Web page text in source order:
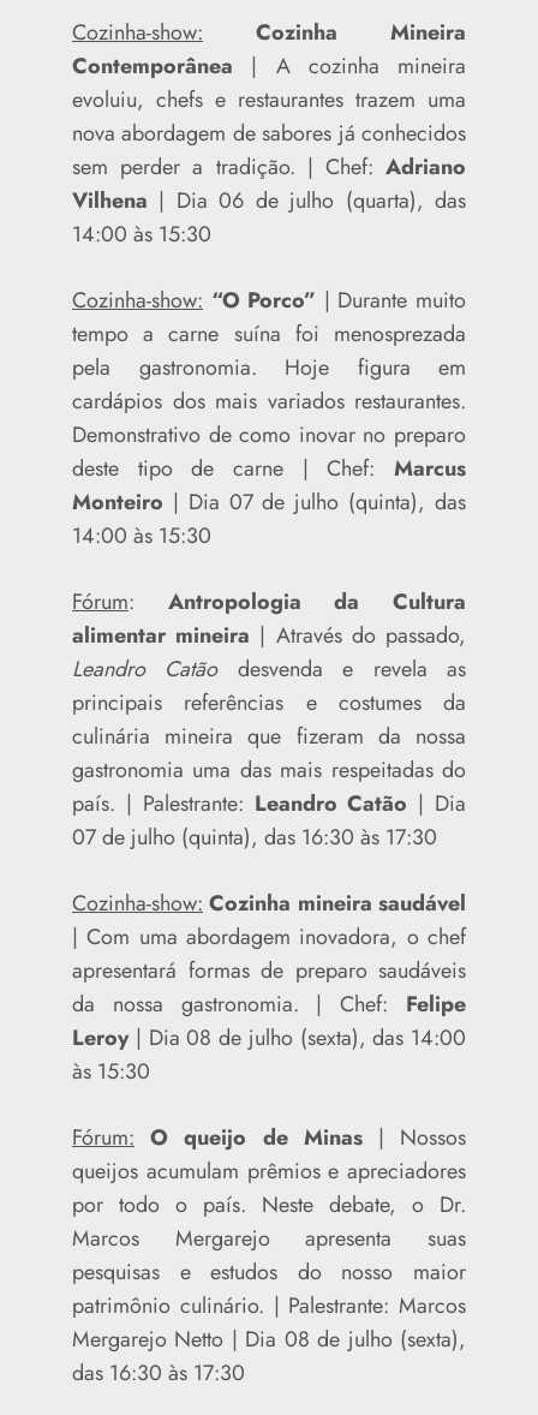
Cozinha-show:
Cozinha Mineira
Contemporânea | A cozinha mineira
evoluiu, chefs e restaurantes trazem uma
nova abordagem de sabores já conhecidos
sem perder a tradição. | Chef: Adriano
Vilhena | Dia 06 de julho (quarta), das
14:00 às 15:30
Cozinha-show: “O Porco” | Durante muito
tempo a carne suína foi menosprezada
pela gastronomia. Hoje figura em
cardápios dos mais variados restaurantes.
Demonstrativo de como inovar no preparo
deste tipo de carne | Chef: Marcus
Monteiro | Dia 07 de julho (quinta), das
14:00 às 15:30
Fórum: Antropologia da Cultura
alimentar mineira | Através do passado,
Leandro Catão desvenda e revela as
principais referências e costumes da
culinária mineira que fizeram da nossa
gastronomia uma das mais respeitadas do
país. | Palestrante: Leandro Catão | Dia
07 de julho (quinta), das 16:30 às 17:30
Cozinha-show: Cozinha mineira saudável
| Com uma abordagem inovadora, o chef
apresentará formas de preparo saudáveis
da nossa gastronomia. | Chef: Felipe
Leroy| Dia 08 de julho (sexta), das 14:00
às 15:30
Fórum: O queijo de Minas| Nossos
queijos acumulam prêmios e apreciadores
por todo o país. Neste debate, o Dr.
Marcos Mergarejo apresenta suas
pesquisas e estudos do nosso maior
patrimônio culinário. | Palestrante: Marcos
Mergarejo Netto | Dia 08 de julho (sexta),
das 16:30 às 17:30